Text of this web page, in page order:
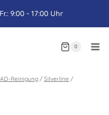
9:00 - 17:00 Uhr
0
Reinigung / Silverline /